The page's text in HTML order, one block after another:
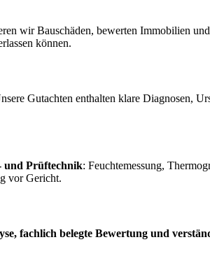
wir Bauschäden, bewerten Immobilien
können.
Gutachten enthalten klare Diagnosen,
und Prüftechnik: Feuchtemessung,
vor Gericht.
fachlich belegte Bewertung und